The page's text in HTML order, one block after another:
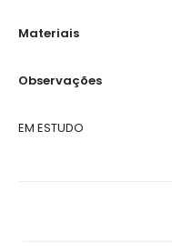
Materiais
Observações
EM ESTUDO